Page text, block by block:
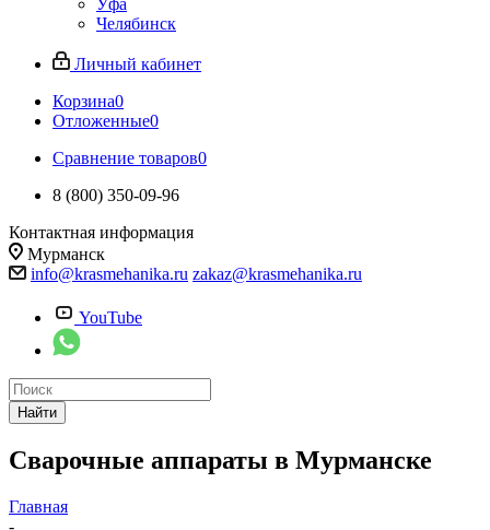
Уфа
Челябинск
Личный кабинет
Корзина0
Отложенные0
Сравнение товаров0
8 (800) 350-09-96
Контактная информация
Мурманск
info@krasmehanika.ru zakaz@krasmehanika.ru
YouTube
Найти
Сварочные аппараты в Мурманске
Главная
-